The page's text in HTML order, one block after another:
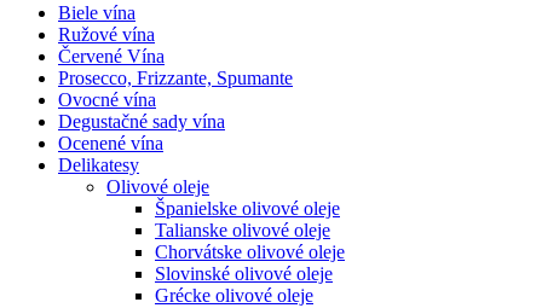
Biele vína
Ružové vína
Červené Vína
Prosecco, Frizzante, Spumante
Ovocné vína
Degustačné sady vína
Ocenené vína
Delikatesy
Olivové oleje
Španielske olivové oleje
Talianske olivové oleje
Chorvátske olivové oleje
Slovinské olivové oleje
Grécke olivové oleje